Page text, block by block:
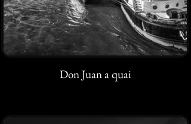
Don Juan a quai